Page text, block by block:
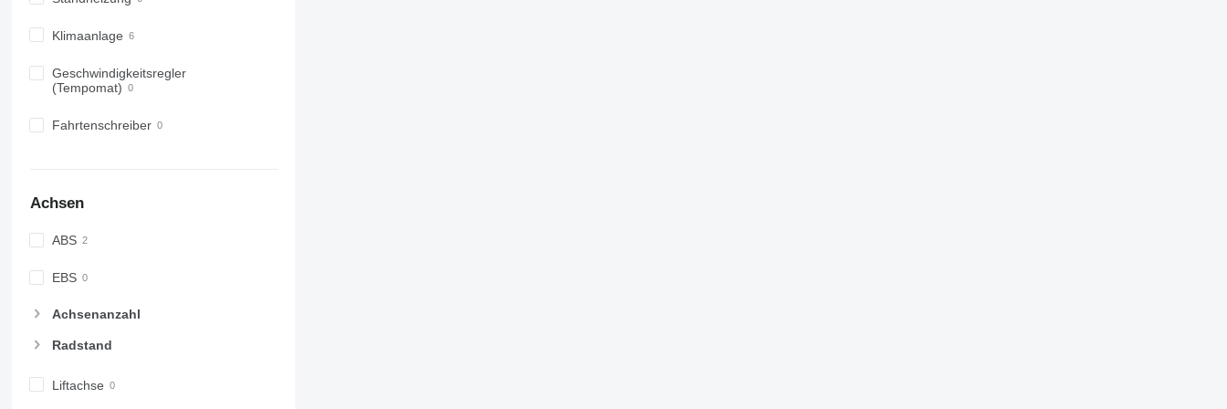
Klimaanlage
Geschwindigkeitsregler
(Tempomat)
Fahrtenschreiber
Achsen
ABS
EBS
Achsenanzahl
Radstand
Liftachse